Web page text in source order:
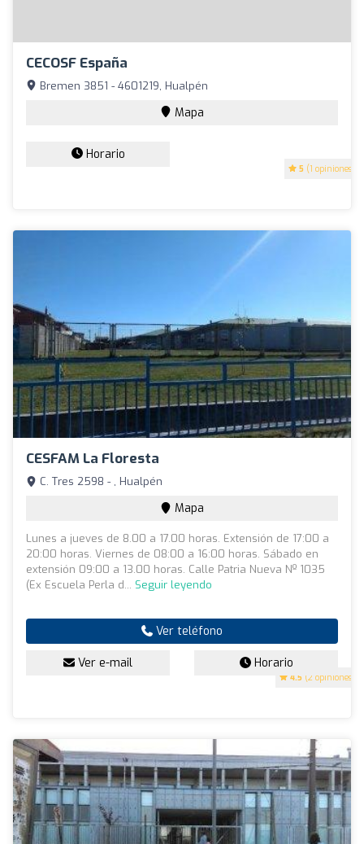
CECOSF España
5 (1 opiniones)
Bremen 3851 - 4601219, Hualpén
Mapa
Horario
CESFAM La Floresta
4.5 (2 opiniones)
C. Tres 2598 - , Hualpén
Mapa
Lunes a jueves de 8.00 a 17.00 horas. Extensión de 17:00 a
20:00 horas. Viernes de 08:00 a 16:00 horas. Sábado en
extensión 09:00 a 13.00 horas. Calle Patria Nueva Nº 1035
(Ex Escuela Perla d... Seguir leyendo
Ver teléfono
Ver e-mail Horario